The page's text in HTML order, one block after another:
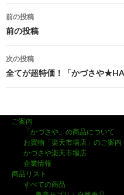
投
稿
ナ
ゲ
ョ
前の投稿
前の投稿
次の投稿
全てが超特価！「かづさや
ご案内
「かづさや」の商品について
お買物「楽天市場店」のご案内
かづさや楽天市場店
企業情報
商品リスト
すべての商品